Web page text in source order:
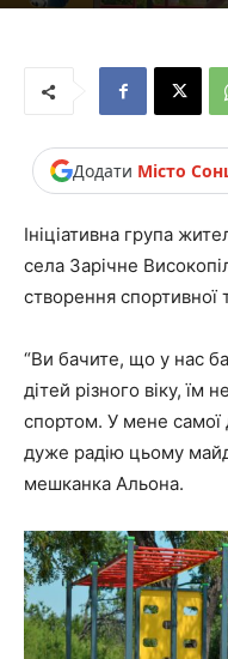
Додати Місто
Ініціативна група
села Зарічне
створення спортивної
“Ви бачите, що у нас
дітей різного віку, їм
спортом. У мене самої
дуже радію цьому
мешканка Альона.